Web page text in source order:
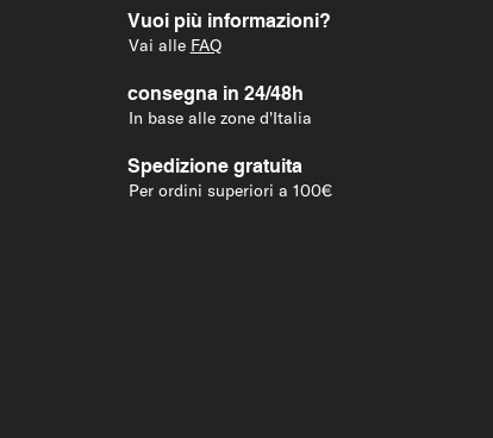
Vuoi più informazioni?
Vai alle FAQ
consegna in 24/48h
In base alle zone d'Italia
Spedizione gratuita
Per ordini superiori a 100€